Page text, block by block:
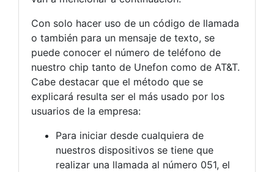
Con solo hacer uso de un código de llamada
o también para un mensaje de texto, se
puede conocer el número de teléfono de
nuestro chip tanto de Unefon como de AT&T.
Cabe destacar que el método que se
explicará resulta ser el más usado por los
usuarios de la empresa:
Para iniciar desde cualquiera de
nuestros dispositivos se tiene que
realizar una llamada al número 051, el